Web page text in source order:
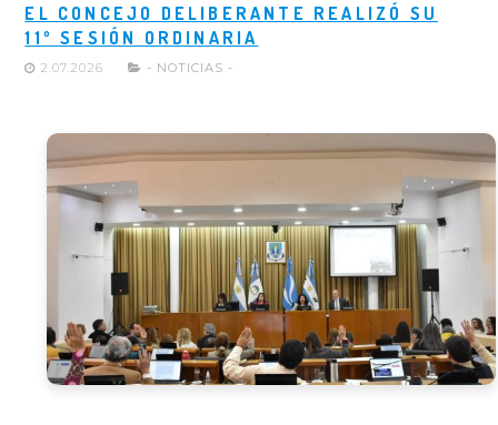
EL CONCEJO DELIBERANTE REALIZÓ SU
11º SESIÓN ORDINARIA
2.07.2026 - NOTICIAS -